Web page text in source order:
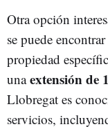
Otra opción
se puede
propiedad
unaextensión de
Llobregat es
servicios,